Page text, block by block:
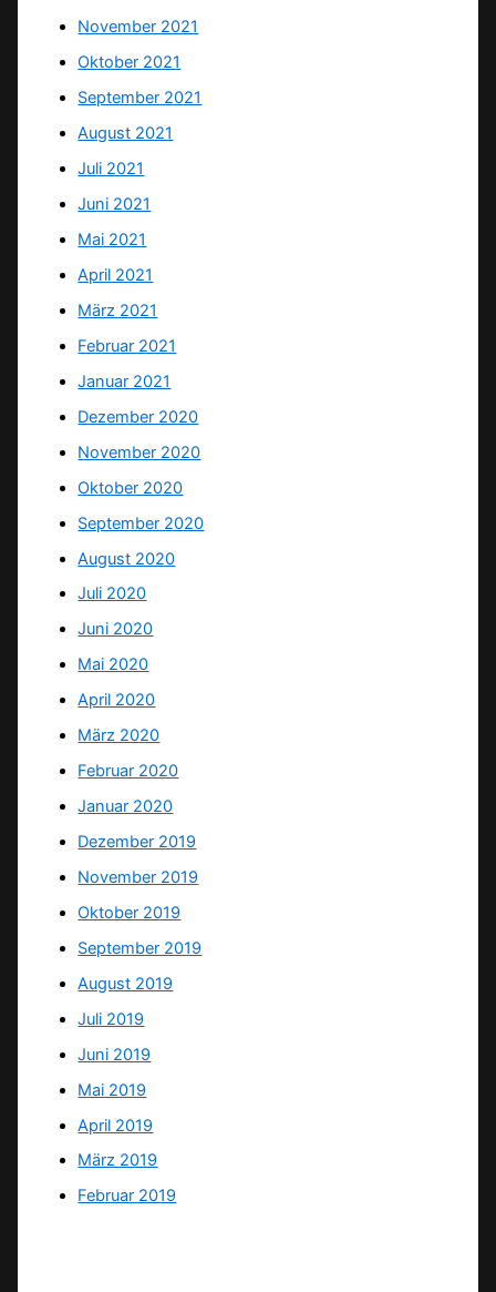
November 2021
Oktober 2021
September 2021
August 2021
Juli 2021
Juni 2021
Mai 2021
April 2021
März 2021
Februar 2021
Januar 2021
Dezember 2020
November 2020
Oktober 2020
September 2020
August 2020
Juli 2020
Juni 2020
Mai 2020
April 2020
März 2020
Februar 2020
Januar 2020
Dezember 2019
November 2019
Oktober 2019
September 2019
August 2019
Juli 2019
Juni 2019
Mai 2019
April 2019
März 2019
Februar 2019